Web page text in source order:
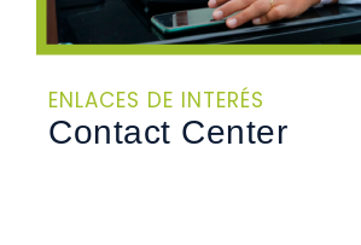
ENLACES DE INTERÉS
Contact Center